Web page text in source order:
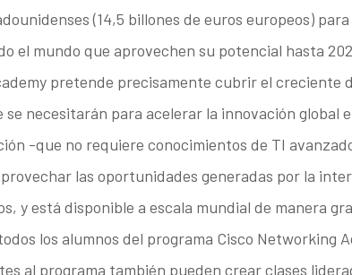
(14,5 billones de euros europeos)
el mundo que aprovechen su potencial hasta
pretende precisamente cubrir el creciente
se necesitarán para acelerar la innovación global
-que no requiere conocimientos de TI
las oportunidades generadas por la
y está disponible a escala mundial de manera
los alumnos del programa Cisco Networking
al programa también pueden crear clases